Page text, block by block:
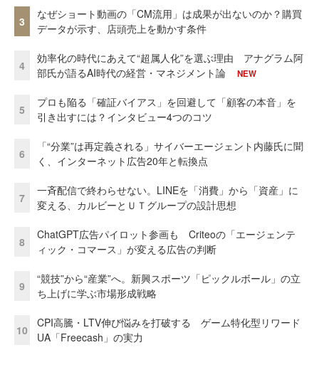
3
なぜショート動画の「CM流用」は成果が出ないのか？購買
データが示す、店頭売上を動かす条件
4
効率化の時代にあえて“超属人化”を選ぶ理由 アナグラム阿
部氏が語るAI時代の経営・マネジメント論
NEW
5
プロも陥る「確証バイアス」を回避して「顧客の本音」を
引き出すには？インタビュー4つのコツ
6
「“分業”は再定義される」サイバーエージェント内藤氏に聞
く、インターネット広告20年と転換点
7
一斉配信で終わらせない。LINEを「消費」から「資産」に
変える、カルビーとＵＴグループの設計思想
8
ChatGPT広告パイロット参画も Criteoの「エージェンテ
ィック・コマース」が変える広告の判断
9
“競技”から“産業”へ。新興スポーツ「ピックルボール」の立
ち上げに学ぶ市場形成戦略
10
CPI高騰・LTV伸び悩みを打破する ゲーム特化型リワード
UA「Freecash」の実力